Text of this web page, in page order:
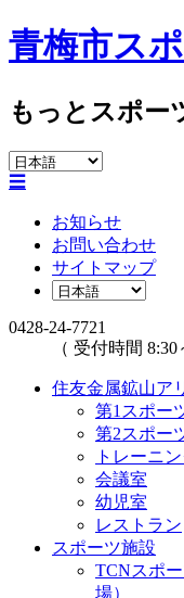
青梅市ス
もっとスポー
☰
お知らせ
お問い合わせ
サイトマップ
0428-24-7721
（ 受付時間 8:30
住友金属鉱山ア
第1スポー
第2スポー
トレーニ
会議室
幼児室
レストラン
スポーツ施設
TCNスポ
場）